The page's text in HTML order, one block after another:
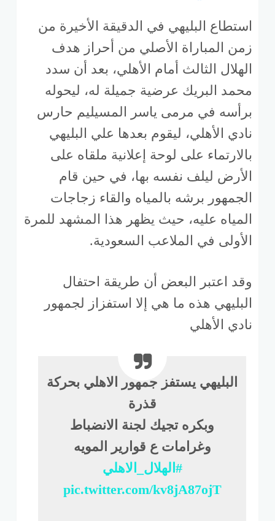
استطاع البليهي في الدقيقة الأخيرة من
زمن المباراة الأصلي من أحراز هدف
الهلال الثالث أمام الأهلي، بعد أن سدد
محمد البريك عرضية جميلة له، ليحوله
برأسه في مرمى ياسر المسيليم حارس
نادي الأهلي، ليقوم بعدها علي البليهي
بالارتماء على لوحة إعلانية ملقاه على
الأرض ليلف نفسه بها، في حين قام
الجمهور برشه بالمياه والقاء زجاجات
المياه عليه، حيث يظهر هذا المشهد للمرة
الأولى في الملاعب السعودية.
وقد اعتبر البعض أن طريقة احتفال
البليهي هذه ما هي إلا استفزاز لجمهور
نادي الأهلي
البليهي يستفز جمهور الاهلي بحركة
قذرة
وبكره تجيك لجنة الانضباط
وغرامات ع قوارير المويه
#الهلال_الاهلي
pic.twitter.com/kv8jA87ojT